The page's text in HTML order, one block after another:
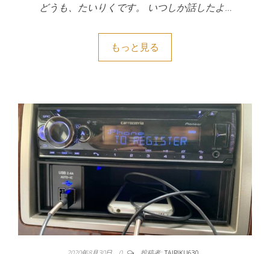
どうも、たいりくです。 いつしか話したよ…
もっと見る